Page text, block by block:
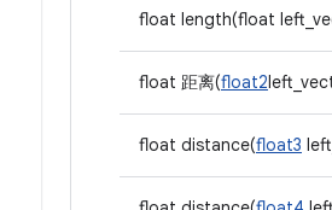
float length(float
float 距离(float2
float distance(float3